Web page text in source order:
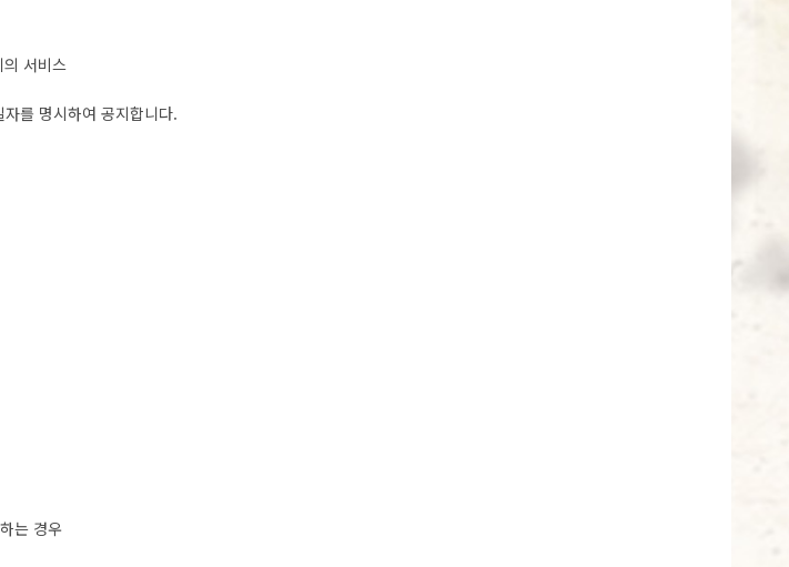
서비스
를 명시하여 공지합니다.
는 경우